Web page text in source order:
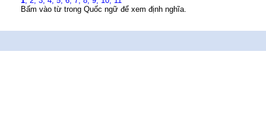
Bấm vào từ trong Quốc ngữ để xem định nghĩa.